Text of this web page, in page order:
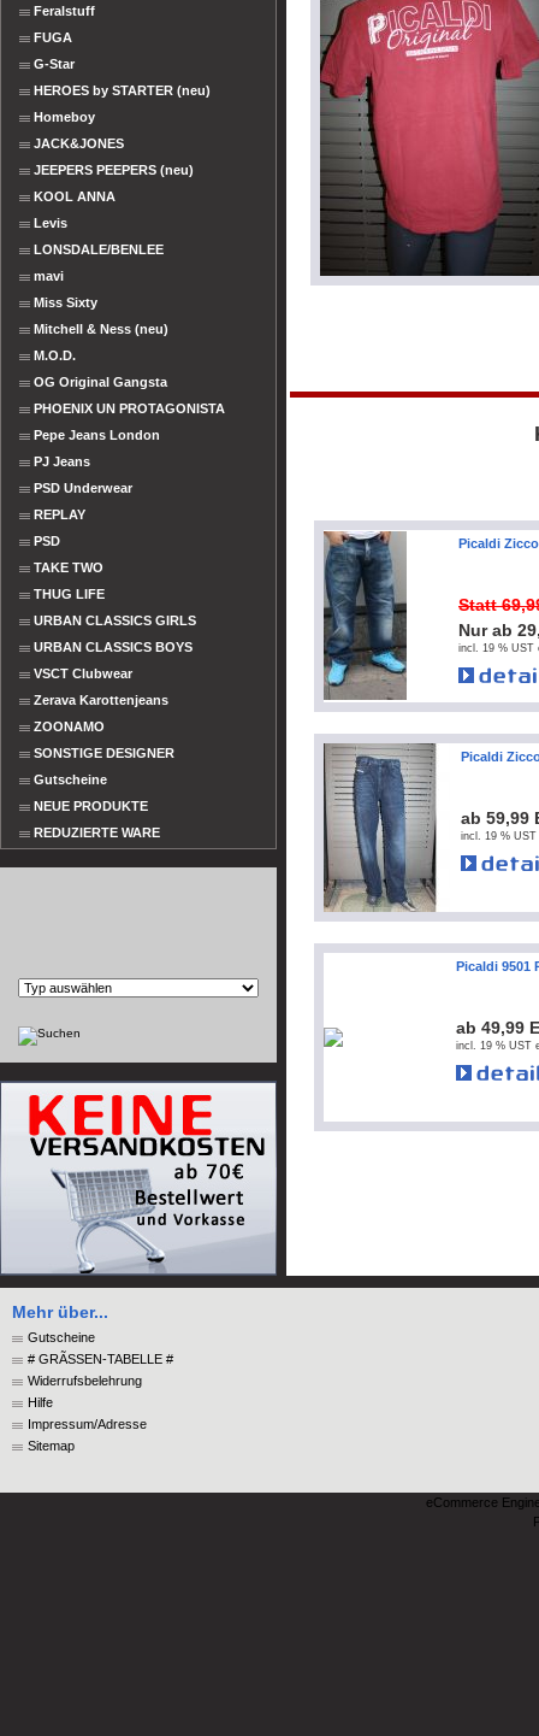
Feralstuff
FUGA
G-Star
HEROES by STARTER (neu)
Homeboy
JACK&JONES
JEEPERS PEEPERS (neu)
KOOL ANNA
Levis
LONSDALE/BENLEE
mavi
Miss Sixty
Mitchell & Ness (neu)
M.O.D.
OG Original Gangsta
PHOENIX UN PROTAGONISTA
Pepe Jeans London
PJ Jeans
PSD Underwear
REPLAY
PSD
TAKE TWO
THUG LIFE
URBAN CLASSICS GIRLS
URBAN CLASSICS BOYS
VSCT Clubwear
Zerava Karottenjeans
ZOONAMO
SONSTIGE DESIGNER
Gutscheine
NEUE PRODUKTE
REDUZIERTE WARE
Picaldi
Statt
Nur ab
incl. 19 % UST
Picaldi
ab 59,99
incl. 19 %
Picaldi 9501
ab 49,99
incl. 19 % UST
Mehr über...
Gutscheine
# GRÃSSEN-TABELLE #
Widerrufsbelehrung
Hilfe
Impressum/Adresse
Sitemap
eCommerce